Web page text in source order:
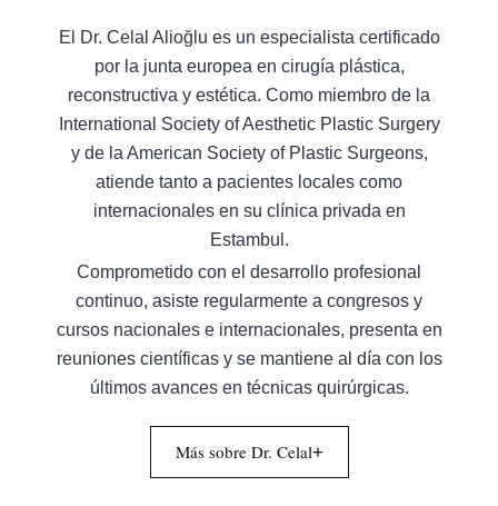
El Dr. Celal Alioğlu es un especialista certificado
por la junta europea en cirugía plástica,
reconstructiva y estética. Como miembro de la
International Society of Aesthetic Plastic Surgery
y de la American Society of Plastic Surgeons,
atiende tanto a pacientes locales como
internacionales en su clínica privada en
Estambul.
Comprometido con el desarrollo profesional
continuo, asiste regularmente a congresos y
cursos nacionales e internacionales, presenta en
reuniones científicas y se mantiene al día con los
últimos avances en técnicas quirúrgicas.
Más sobre Dr. Celal+